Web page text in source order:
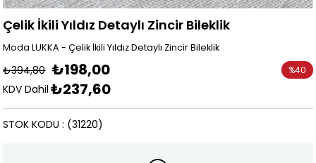
Çelik İkili Yıldız Detaylı Zincir Bileklik
Moda LUKKA - Çelik İkili Yıldız Detaylı Zincir Bileklik
₺394,80 ₺198,00
KDV Dahil ₺237,60
%40
(31220)
STOK KODU